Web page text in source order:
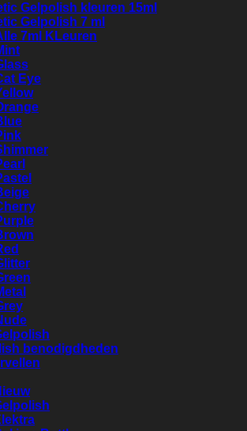
Gelpolish kleuren 15ml
Gelpolish 7 ml
7ml KLeuren
Eye
benodigdheden